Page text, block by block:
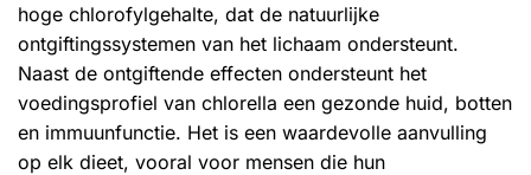
hoge chlorofylgehalte, dat de natuurlijke
ontgiftingssystemen van het lichaam ondersteunt.
Naast de ontgiftende effecten ondersteunt het
voedingsprofiel van chlorella een gezonde huid, botten
en immuunfunctie. Het is een waardevolle aanvulling
op elk dieet, vooral voor mensen die hun